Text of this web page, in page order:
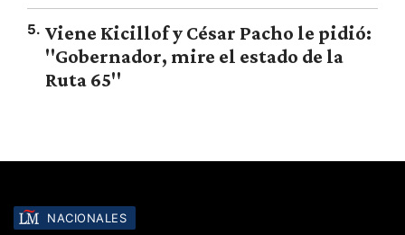
5. Viene Kicillof y César Pacho le pidió:
"Gobernador, mire el estado de la
Ruta 65"
NACIONALES